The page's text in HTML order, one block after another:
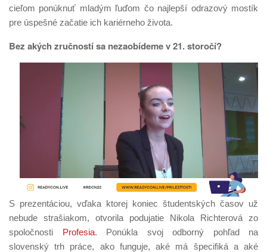
cieľom ponúknuť mladým ľuďom čo najlepší odrazový mostík
pre úspešné začatie ich kariérneho života.
Bez akých zručností sa nezaobídeme v 21. storočí?
S prezentáciou, vďaka ktorej koniec študentských časov už
nebude strašiakom, otvorila podujatie Nikola Richterová zo
spoločnosti Profesia. Ponúkla svoj odborný pohľad na
slovenský trh práce, ako funguje, aké má špecifiká a aké